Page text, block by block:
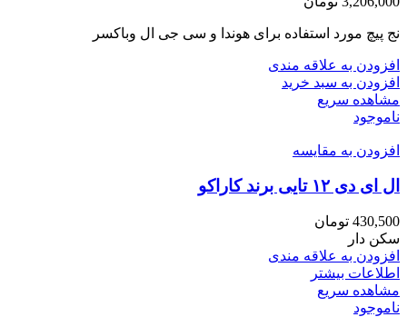
نج پیچ مورد استفاده برای هوندا و سی جی ال وباکسر
افزودن به علاقه مندی
افزودن به سبد خرید
مشاهده سریع
ناموجود
افزودن به مقایسه
ال ای دی ۱۲ تایی برند کاراکو
430,500 تومان
سکن دار
افزودن به علاقه مندی
اطلاعات بیشتر
مشاهده سریع
ناموجود